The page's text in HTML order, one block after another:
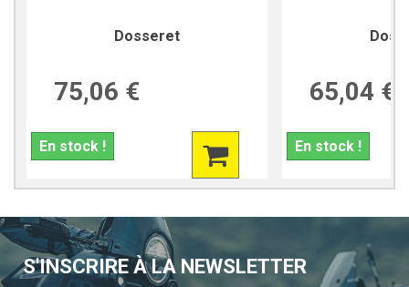
Dosseret
75,06 €
En stock !
65,04 €
En stock !
S'INSCRIRE À LA NEWSLETTER